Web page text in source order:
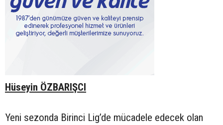
Hüseyin ÖZBARIŞCI
Yeni sezonda Birinci Lig’de mücadele edecek olan